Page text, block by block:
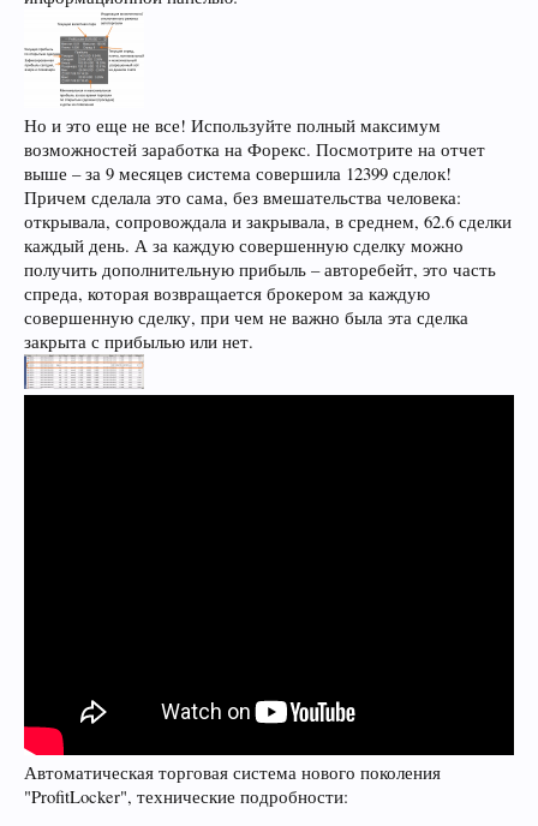
Но и это еще не все! Используйте полный максимум
возможностей заработка на Форекс. Посмотрите на отчет
выше – за 9 месяцев система совершила 12399 сделок!
Причем сделала это сама, без вмешательства человека:
открывала, сопровождала и закрывала, в среднем, 62.6 сделки
каждый день. А за каждую совершенную сделку можно
получить дополнительную прибыль – авторебейт, это часть
спреда, которая возвращается брокером за каждую
совершенную сделку, при чем не важно была эта сделка
закрыта с прибылью или нет.
Автоматическая торговая система нового поколения
"ProfitLocker", технические подробности: